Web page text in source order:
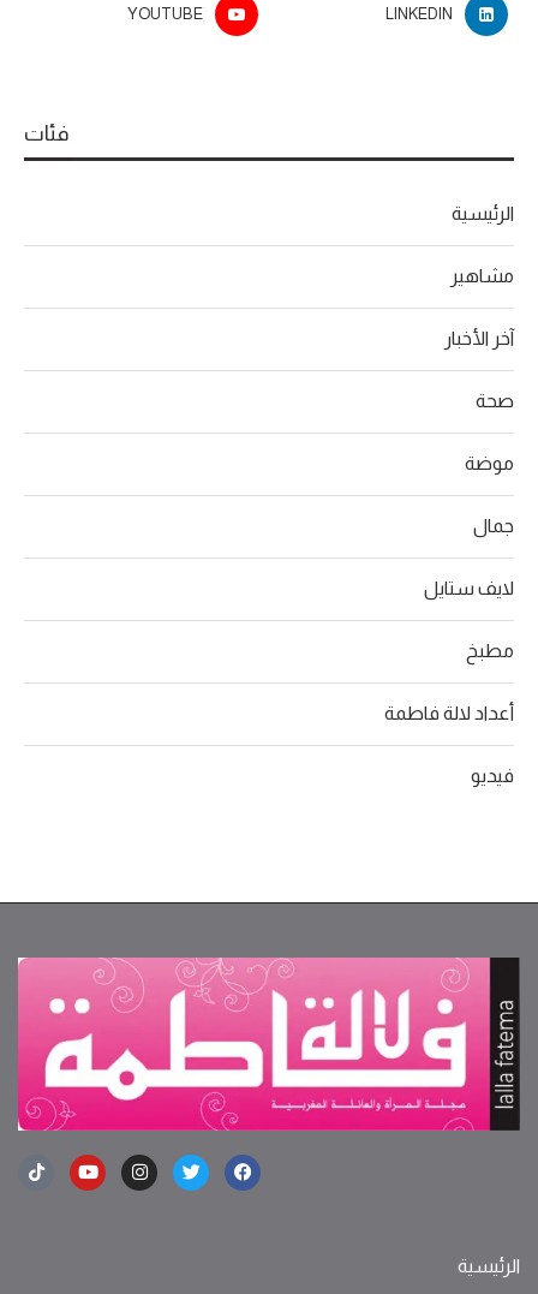
LINKEDIN
YOUTUBE
فئات
الرئيسية
مشاهير
آخر الأخبار
صحة
موضة
جمال
لايف ستايل
مطبخ
أعداد لالة فاطمة
فيديو
الرئيسية